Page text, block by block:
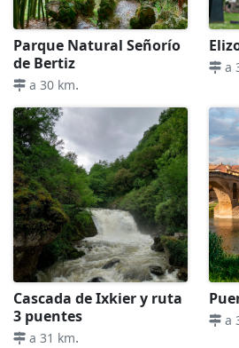
Parque Natural Señorío
de Bertiz
a 30 km.
a
Cascada de Ixkier y ruta
3 puentes
a 31 km.
a